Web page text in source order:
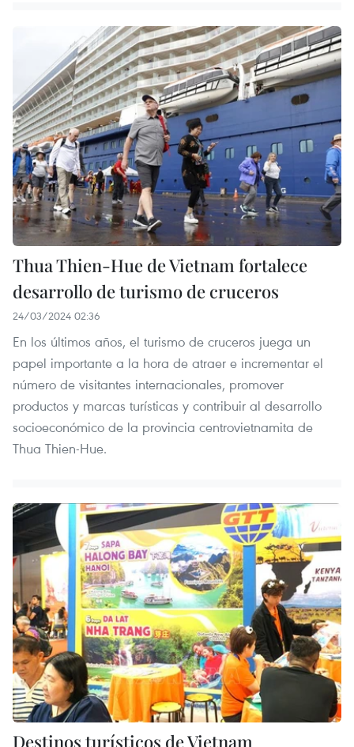
Thua Thien-Hue de Vietnam fortalece
desarrollo de turismo de cruceros
24/03/2024 02:36
En los últimos años, el turismo de cruceros juega un
papel importante a la hora de atraer e incrementar el
número de visitantes internacionales, promover
productos y marcas turísticas y contribuir al desarrollo
socioeconómico de la provincia centrovietnamita de
Thua Thien-Hue.
Destinos turísticos de Vietnam